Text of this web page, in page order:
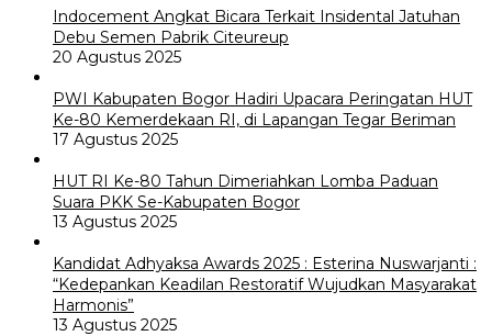
Indocement Angkat Bicara Terkait Insidental Jatuhan
Debu Semen Pabrik Citeureup
20 Agustus 2025
PWI Kabupaten Bogor Hadiri Upacara Peringatan HUT
Ke-80 Kemerdekaan RI, di Lapangan Tegar Beriman
17 Agustus 2025
HUT RI Ke-80 Tahun Dimeriahkan Lomba Paduan
Suara PKK Se-Kabupaten Bogor
13 Agustus 2025
Kandidat Adhyaksa Awards 2025 : Esterina Nuswarjanti :
“Kedepankan Keadilan Restoratif Wujudkan Masyarakat
Harmonis”
13 Agustus 2025